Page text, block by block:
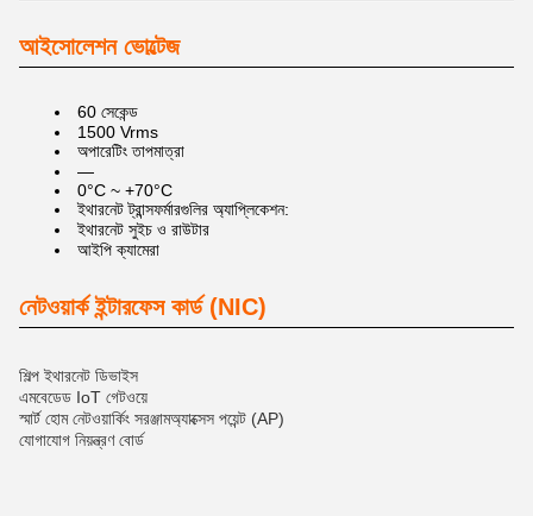
আইসোলেশন ভোল্টেজ
60 সেকেন্ড
1500 Vrms
অপারেটিং তাপমাত্রা
—
0°C ~ +70°C
ইথারনেট ট্রান্সফর্মারগুলির অ্যাপ্লিকেশন:
ইথারনেট সুইচ ও রাউটার
আইপি ক্যামেরা
নেটওয়ার্ক ইন্টারফেস কার্ড (NIC)
শিল্প ইথারনেট ডিভাইস
এমবেডেড IoT গেটওয়ে
স্মার্ট হোম নেটওয়ার্কিং সরঞ্জামঅ্যাক্সেস পয়েন্ট (AP)
যোগাযোগ নিয়ন্ত্রণ বোর্ড